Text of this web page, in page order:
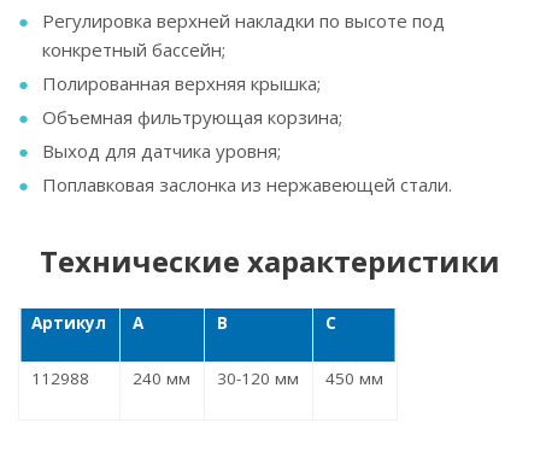
Регулировка верхней накладки по высоте под
конкретный бассейн;
Полированная верхняя крышка;
Объемная фильтрующая корзина;
Выход для датчика уровня;
Поплавковая заслонка из нержавеющей стали.
Технические характеристики
Артикул A B C
112988 240 мм 30-120 мм 450 мм